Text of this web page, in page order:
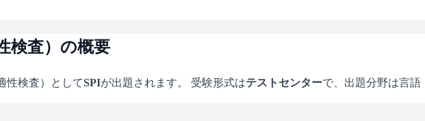
検査）の概要
性検査）としてSPIが出題されます。 受験形式はテストセンターで、 出題分野は言語